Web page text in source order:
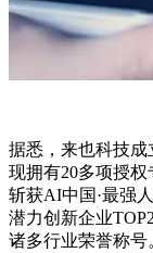
据悉，来也科技成
现拥有20多项授权
斩获AI中国·最强
潜力创新企业
诸多行业荣誉称